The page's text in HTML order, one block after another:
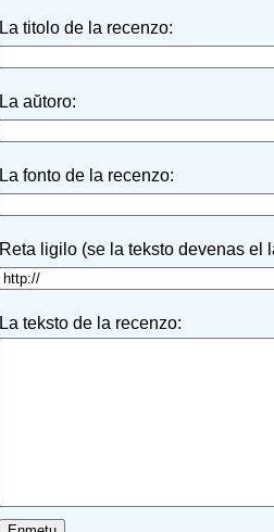
La titolo de la recenzo:
La aŭtoro:
La fonto de la recenzo:
Reta ligilo (se la teksto devenas el
La teksto de la recenzo: